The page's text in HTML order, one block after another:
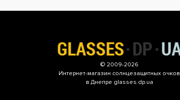
© 2009-2026
Интернет-магазин солнцезащитных очков
в Днепре glasses.dp.ua